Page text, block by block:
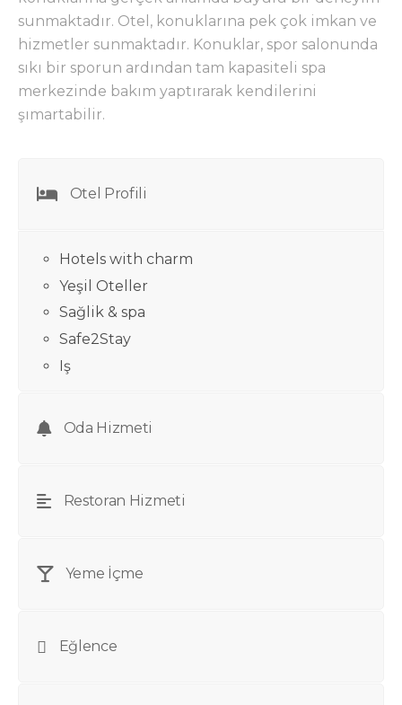
sunmaktadır. Otel, konuklarına pek çok imkan ve
hizmetler sunmaktadır. Konuklar, spor salonunda
sıkı bir sporun ardından tam kapasiteli spa
merkezinde bakım yaptırarak kendilerini
şımartabilir.
Otel Profili
Hotels with charm
Yeşil Oteller
Sağlik & spa
Safe2Stay
Iş
Oda Hizmeti
Restoran Hizmeti
Yeme İçme
Eğlence